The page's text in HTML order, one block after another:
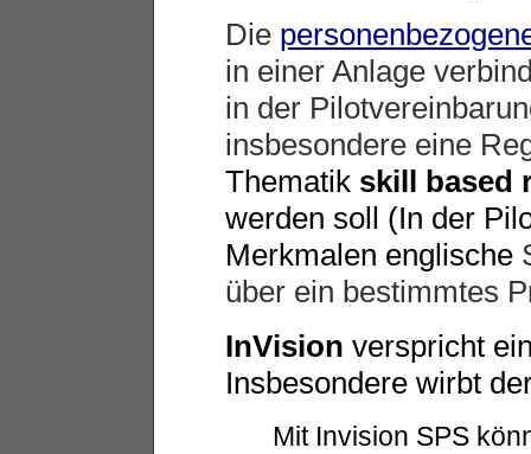
Die
in einer Anlage
in der
insbesondere eine
Thematik skill based
werden soll (In der
Merkmalen englische
über ein bestimmtes
InVision verspricht
Insbesondere wirbt
Mit Invision SPS